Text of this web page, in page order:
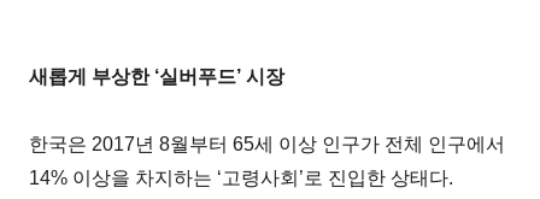
새롭게 부상한 ‘실버푸드’ 시장
한국은 2017년 8월부터 65세 이상 인구가 전체 인구에서
14% 이상을 차지하는 ‘고령사회’로 진입한 상태다.